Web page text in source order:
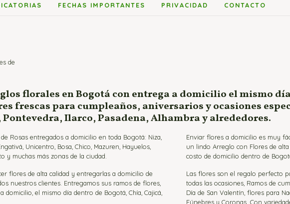
FECHAS IMPORTANTES PRIVACIDAD CONTACTO
de
florales en Bogotá con entrega a domicilio el mismo
frescas para cumpleaños, aniversarios y ocasiones
Pontevedra, Ilarco, Pasadena, Alhambra y alrededores.
Rosas entregados a domicilio en toda Bogotá: Niza,
Unicentro, Bosa, Chico, Mazuren, Hayuelos,
y muchas más zonas de la ciudad.
Enviar flores a domicilio es muy
un lindo Arreglo con Flores de
costo de domicilio dentro de
flores de alta calidad y entregarlas a domicilio de
nuestros clientes. Entregamos sus ramos de flores,
el mismo día dentro de Bogotá, Chía, Cajicá,
Las flores son el regalo perfecto
todas las ocasiones, Ramos de
Día de San Valentín, flores para
Fúnebres y Coronas. Con